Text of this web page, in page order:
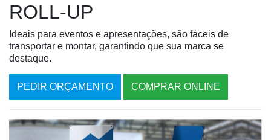
ROLL-UP
Ideais para eventos e apresentações, são fáceis de
transportar e montar, garantindo que sua marca se
destaque.
PEDIR ORÇAMENTO COMPRAR ONLINE